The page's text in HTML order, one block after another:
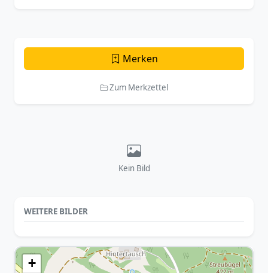
Merken
Zum Merkzettel
Kein Bild
WEITERE BILDER
+